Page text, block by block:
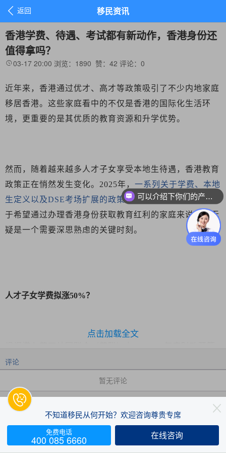
 返回 移民资讯
香港学费、待遇、考试都有新动作，香港身份还
值得拿吗？
03-17 20:00 浏览：1890 赞： 42 评论： 0
近年来，香港通过优才、高才等政策吸引了不少内地家庭
移居香港。这些家庭看中的不仅是香港的国际化生活环
境，更重要的是其优质的教育资源和升学优势。
然而，随着越来越多人才子女享受本地生待遇，香港教育
政策正在悄然发生变化。 2025年， 一系列关于学费、本地
生定义以及DSE考场扩展的政策调整引发了广泛关注
。对
于希望通过办理香港身份获取教育红利的家庭来说，这无
疑是一个需要深思熟虑的关键时刻。
人才子女学费拟涨50%？
案中的建议，政府可能会对持有受养人签证的学生实施
“分层学费”政策，向他们收取比其他本地生高50%的学
费。目前本地大学本科生的学费为44,500港币/年，若政
策实施，来港人才子女的学费将增至66,750港币/年，增
万-21.8万港币/年），66,750港币仍然是较低的水平。
点击加载全文
评论
暂无评论
赞

收藏
不知道移民从何开始？欢迎咨询尊贵专席
免费电话
400 085 6660 在线咨询

